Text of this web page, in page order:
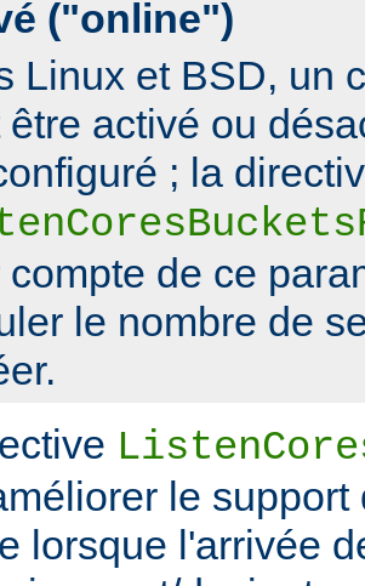
("online")
Linux et BSD, un
être activé ou
; la
compte de ce
le nombre de
le
lorsque l'arrivée